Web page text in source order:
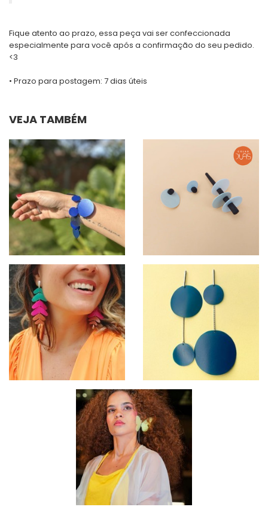
Fique atento ao prazo, essa peça vai ser confeccionada
especialmente para você após a confirmação do seu pedido.
<3
• Prazo para postagem: 7 dias úteis
VEJA TAMBÉM